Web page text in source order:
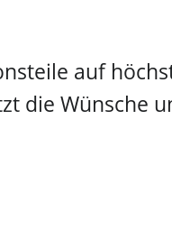
auf
die Wünsche